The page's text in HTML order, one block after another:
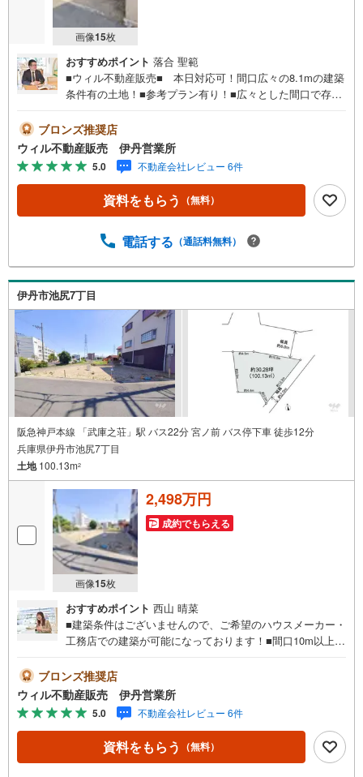
画像15枚
おすすめポイント 落合 聖範
■ウィル不動産販売■ 本日対応可！間口広々の8.1mの建築
条件有の土地！■参考プラン有り！■広々とした間口で存在
転車でのお買い物周りでもラクラクです！■周辺は閑静な住
宅街となっており、子育てにも最適な住環境です。■小学校
が徒歩圏内にございますので、お子様も安心です！■小学
校・スーパー・公園へ徒歩10分圏内でアクセス可能！～周
辺施設～・西伊丹幼稚園・・・（約224m）・寺本公
園・・・（約177m）・花里小学校・・・（約384m）・郵
887m）・松崎中学校・・・（約1025m）・イズミヤ（昆陽
（約918m）・昆陽南公園・・・（約641m）・祐生病
院・・・（約897m）
ブロンズ推奨店
ウィル不動産販売 伊丹営業所
5.0 不動産会社レビュー 6件
資料をもらう （無料）
電話する （通話料無料）
伊丹市池尻7丁目
阪急神戸本線 「武庫之荘」駅 バス22分 宮ノ前 バス停下車 徒歩12分
兵庫県伊丹市池尻7丁目
土地100.13m2
画像15枚
2,498万円
成約でもらえる
おすすめポイント 西山 晴菜
■建築条件はございませんので、ご希望のハウスメーカー・
工務店での建築が可能になっております！■間口10m以上あ
り、開放感のある設計が可能です！■幼稚園・小学校が徒歩
1分以内にございますので、お子様の通学も安心です！■公
園が徒歩10分以内にございますので、お子様に喜ばれそう
です！～周辺施設～イオンモール伊丹昆陽・・・徒歩約11
分ローソン伊丹池尻6丁目・・・徒歩4分伊丹市立池尻小学
校・・・徒歩1分伊丹市立松崎中学校・・・徒歩約29分いけ
ブロンズ推奨店
ウィル不動産販売 伊丹営業所
5.0 不動産会社レビュー 6件
資料をもらう （無料）